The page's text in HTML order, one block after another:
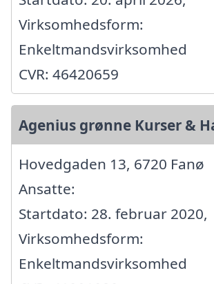
Virksomhedsform:
Enkeltmandsvirksomhed
CVR: 46420659
Agenius grønne Kurser &
Hovedgaden 13, 6720 Fanø
Ansatte:
Startdato: 28. februar 2020,
Virksomhedsform:
Enkeltmandsvirksomhed